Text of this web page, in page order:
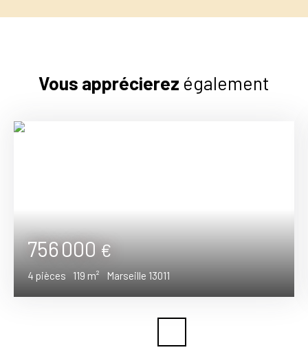
Vous apprécierez également
756 000€
4 pièces 119 m² Marseille 13011